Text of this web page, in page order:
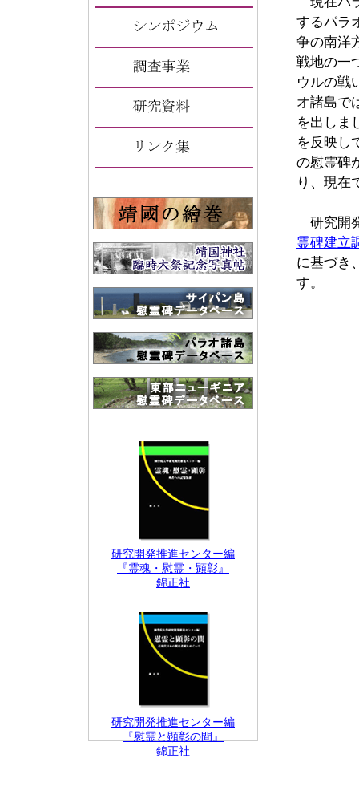
研究開発推進センター編
『霊魂・慰霊・顕彰』
錦正社
研究開発推進センター編
『慰霊と顕彰の間』
錦正社
するパラ
争の南洋
戦地の一
ウルの戦
オ諸島で
を出しま
を反映し
の慰霊碑
り、現在
研究開
霊碑建立
に基づき
す。